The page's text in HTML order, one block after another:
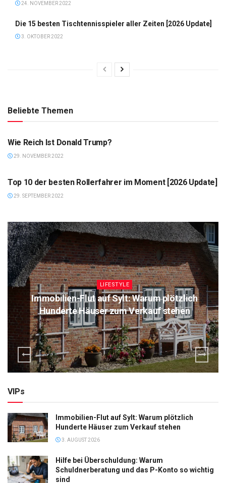
24. NOVEMBER 2022
Die 15 besten Tischtennisspieler aller Zeiten [2026 Update]
3. OKTOBER 2022
Beliebte Themen
VERMÖGEN
Wie Reich Ist Donald Trump?
29. NOVEMBER 2022
Top 10 der besten Rollerfahrer im Moment [2026 Update]
29. SEPTEMBER 2022
LIFESTYLE
Immobilien-Flut auf Sylt: Warum plötzlich
Hunderte Häuser zum Verkauf stehen
VIPs
Immobilien-Flut auf Sylt: Warum plötzlich
Hunderte Häuser zum Verkauf stehen
3. AUGUST 2026
Hilfe bei Überschuldung: Warum
Schuldnerberatung und das P-Konto so wichtig
sind